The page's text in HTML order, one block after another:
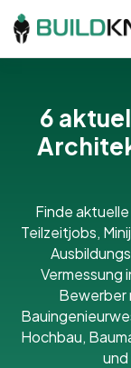
6
Finde
Teilzeitjobs,
Vermessung
Bewerber
Hochbau,